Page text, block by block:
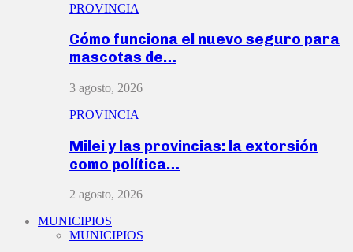
PROVINCIA
Cómo funciona el nuevo seguro para
mascotas de…
3 agosto, 2026
PROVINCIA
Milei y las provincias: la extorsión
como política…
2 agosto, 2026
MUNICIPIOS
MUNICIPIOS